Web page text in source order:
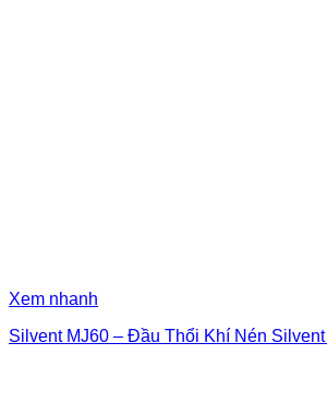
Xem nhanh
Silvent MJ60 – Đầu Thổi Khí Nén